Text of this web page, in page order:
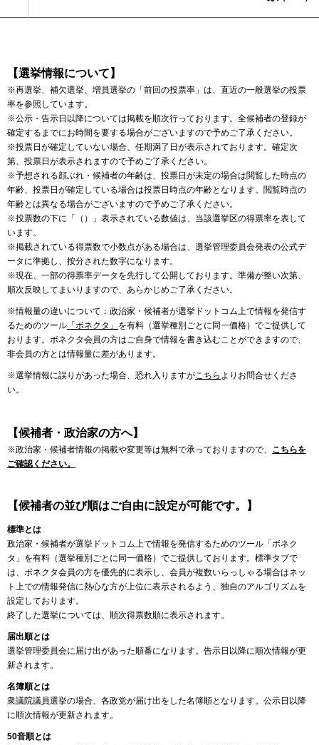
【選挙情報について】
※再選挙、補欠選挙、増員選挙の「前回の投票率」は、直近の一般選挙の投票
率を参照しています。
※公示・告示日以降については掲載を順次行っております。全候補者の登録が
確定するまでにお時間を要する場合がございますので予めご了承ください。
※投票日が確定していない場合、任期満了日が表示されております。確定次
第、投票日が表示されますので予めご了承ください。
※予想される顔ぶれ・候補者の年齢は、投票日が未定の場合は閲覧した時点の
年齢、投票日が確定している場合は投票日時点の年齢となります。閲覧時点の
年齢とは異なる場合がございますので予めご了承ください。
※投票数の下に「（）」表示されている数値は、当該選挙区の得票率を表して
います。
※掲載されている得票数で小数点がある場合は、選挙管理委員会発表の公式デ
ータに準拠し、按分された数字になります。
※現在、一部の得票率データを先行して公開しております。準備が整い次第、
順次反映してまいりますので、あらかじめご了承ください。
※情報量の違いについて：政治家・候補者が選挙ドットコム上で情報を発信す
るためのツール 「ボネクタ」 を有料（選挙種別ごとに同一価格）でご提供して
おります。ボネクタ会員の方はご自身で情報を書き込むことができますので、
非会員の方とは情報量に差があります。
※選挙情報に誤りがあった場合、恐れ入りますがこちら よりお問合せくださ
い。
【候補者・政治家の方へ】
※政治家・候補者情報の掲載や変更等は無料で承っておりますので、 こちらを
ご確認ください。
【候補者の並び順はご自由に設定が可能です。】
標準とは
政治家・候補者が選挙ドットコム上で情報を発信するためのツール「ボネク
タ」を有料（選挙種別ごとに同一価格）でご提供しております。標準タブで
は、ボネクタ会員の方を優先的に表示し、会員が複数いらっしゃる場合はネッ
ト上での情報発信に熱心な方が上位に表示されるよう、独自のアルゴリズムを
設定しております。
終了した選挙については、順次得票数順に表示されます。
届出順とは
選挙管理委員会に届け出があった順番になります。告示日以降に順次情報が更
新されます。
名簿順とは
衆議院議員選挙の場合、各政党が届け出をした名簿順となります。公示日以降
に順次情報が更新されます。
50音順とは